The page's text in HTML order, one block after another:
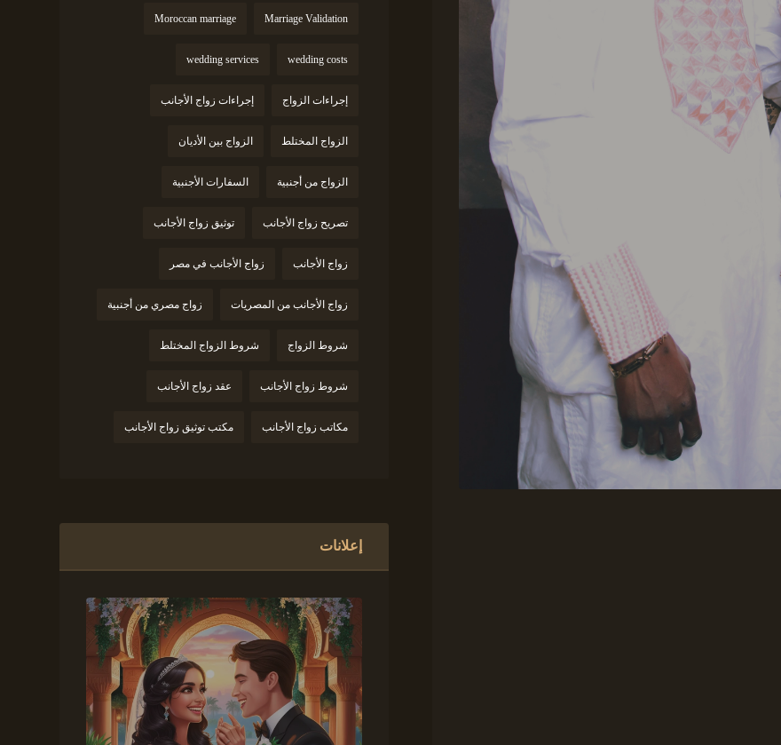
Marriage Validation
Moroccan marriage
wedding costs
wedding services
إجراءات الزواج إجراءات زواج الأجانب
الزواج المختلط الزواج بين الأديان
الزواج من أجنبية السفارات الأجنبية
تصريح زواج الأجانب توثيق زواج الأجانب
زواج الأجانب زواج الأجانب في مصر
زواج الأجانب من المصريات زواج مصري من أجنبية
شروط الزواج شروط الزواج المختلط
شروط زواج الأجانب عقد زواج الأجانب
مكاتب زواج الأجانب مكتب توثيق زواج الأجانب
إعلانات